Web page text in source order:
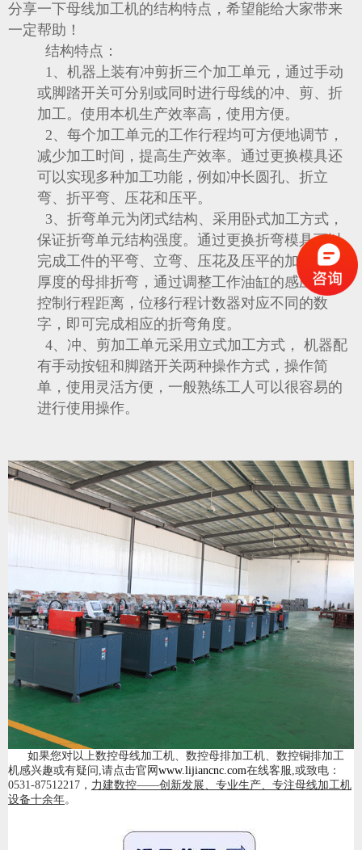
分享一下母线加工机的结构特点，希望能给大家带来
一定帮助！
结构特点：
1、机器上装有冲剪折三个加工单元，通过手动
或脚踏开关可分别或同时进行母线的冲、剪、折
加工。使用本机生产效率高，使用方便。
2、每个加工单元的工作行程均可方便地调节，
减少加工时间，提高生产效率。通过更换模具还
可以实现多种加工功能，例如冲长圆孔、折立
弯、折平弯、压花和压平。
3、折弯单元为闭式结构、采用卧式加工方式，
保证折弯单元结构强度。通过更换折弯模具可以
完成工件的平弯、立弯、压花及压平的加工;不同
厚度的母排折弯，通过调整工作油缸的感应开关
控制行程距离，位移行程计数器对应不同的数
字，即可完成相应的折弯角度。
4、冲、剪加工单元采用立式加工方式， 机器配
有手动按钮和脚踏开关两种操作方式，操作简
单，使用灵活方便，一般熟练工人可以很容易的
进行使用操作。
如果您对以上数控母线加工机、数控母排加工机、数控铜排加工
机感兴趣或有疑问,请点击官网www.lijiancnc.com在线客服,或致电：
0531-87512217 ， 力建数控——创新发展、专业生产、专注母线加工机
设备十余年。